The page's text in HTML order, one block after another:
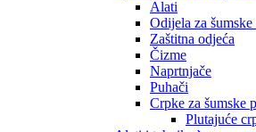
Alati
Odijela za šumske
Zaštitna odjeća
Čizme
Naprtnjače
Puhači
Crpke za šumske
Plutajuće